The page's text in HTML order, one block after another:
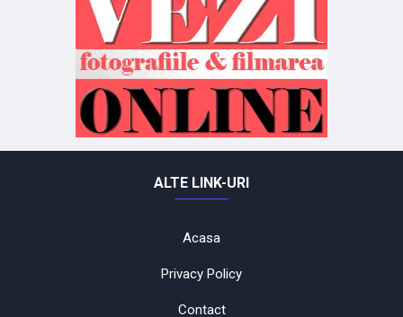
ALTE LINK-URI
Acasa
Privacy Policy
Contact